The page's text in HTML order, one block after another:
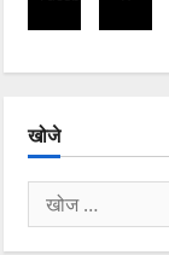
खोजे
निम्न
को